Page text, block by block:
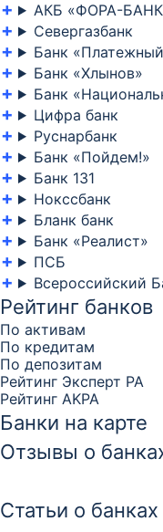
АКБ «ФОРА-
Севергазбанк
Банк
Банк «Хлынов»
Банк
Цифра банк
Руснарбанк
Банк «Пойдем!»
Банк 131
Нокссбанк
Бланк банк
Банк «Реалист»
ПСБ
Всероссийский
Рейтинг банков
По активам
По кредитам
По депозитам
Рейтинг Эксперт РА
Рейтинг AKPA
Банки на карте
Отзывы о
Статьи о